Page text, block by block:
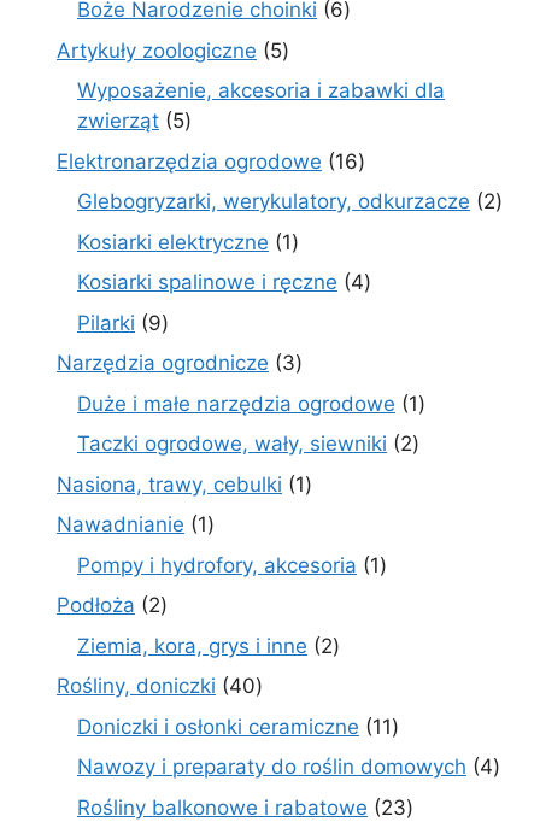
Boże Narodzenie choinki 66
Artykuły zoologiczne 55
produktów
Wyposażenie, akcesoria i zabawki dla
zwierząt 55
produktów
Elektronarzędzia ogrodowe 1616
produktów
Glebogryzarki, werykulatory, odkurzacze 22
Kosiarki elektryczne 11
produkt
Kosiarki spalinowe i ręczne 44
Pilarki 99
produktów
Narzędzia ogrodnicze 33
produkty
Duże i małe narzędzia ogrodowe 11
Taczki ogrodowe, wały, siewniki 22
Nasiona, trawy, cebulki 11
Nawadnianie 11
produkt
Pompy i hydrofory, akcesoria 11
Podłoża 22
Ziemia, kora, grys i inne 22
Rośliny, doniczki 4040
produktów
Doniczki i osłonki ceramiczne 1111
produktów
Nawozy i preparaty do roślin domowych 44
Rośliny balkonowe i rabatowe 2323